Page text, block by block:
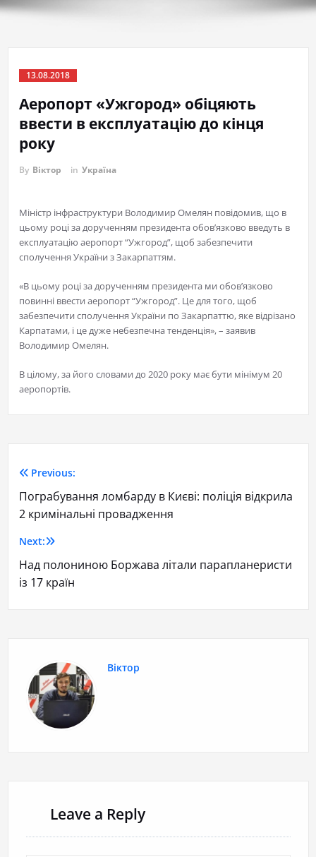
13.08.2018
Аеропорт «Ужгород» обіцяють
ввести в експлуатацію до кінця
року
By Віктор in Україна
Міністр інфраструктури Володимир Омелян повідомив, що в
цьому році за дорученням президента обов’язково введуть в
експлуатацію аеропорт “Ужгород”, щоб забезпечити
сполучення України з Закарпаттям.
«В цьому році за дорученням президента ми обов’язково
повинні ввести аеропорт “Ужгород”. Це для того, щоб
забезпечити сполучення України по Закарпаттю, яке відрізано
Карпатами, і це дуже небезпечна тенденція», – заявив
Володимир Омелян.
В цілому, за його словами до 2020 року має бути мінімум 20
аеропортів.
Previous:
Пограбування ломбарду в Києві: поліція відкрила
2 кримінальні провадження
Next:
Над полониною Боржава літали парапланеристи
із 17 країн
Віктор
Leave a Reply